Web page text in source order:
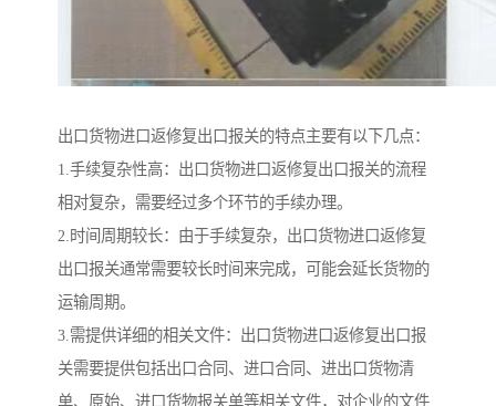
出口货物进口返修复出口报关的特点主要有以下几点：
1.手续复杂性高：出口货物进口返修复出口报关的流程
相对复杂，需要经过多个环节的手续办理。
2.时间周期较长：由于手续复杂，出口货物进口返修复
出口报关通常需要较长时间来完成，可能会延长货物的
运输周期。
3.需提供详细的相关文件：出口货物进口返修复出口报
关需要提供包括出口合同、进口合同、进出口货物清
单、原始、进口货物报关单等相关文件，对企业的文件